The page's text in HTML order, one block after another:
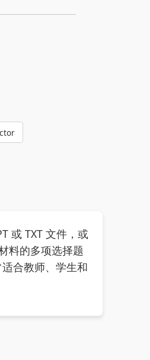
或 TXT 文件，或
料的多项选择题
合教师、学生和